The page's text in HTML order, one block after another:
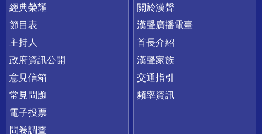
快速連結
經典榮耀
節目表
主持人
政府資訊公開
意見信箱
常見問題
電子投票
問卷調查
關於漢聲
漢聲廣播電臺
首長介紹
漢聲家族
交通指引
頻率資訊